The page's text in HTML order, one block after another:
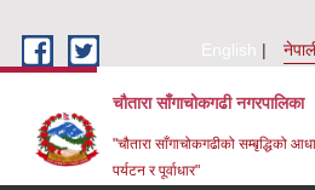
English
चौतारा साँगाचोकगढी नगरपालिका
"चौतारा साँगाचोकगढीको सम्बृद्धिको
पर्यटन र पूर्वाधार"